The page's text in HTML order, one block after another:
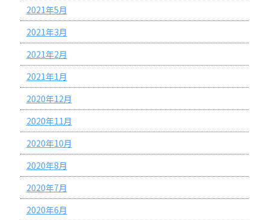
2021年5月
2021年3月
2021年2月
2021年1月
2020年12月
2020年11月
2020年10月
2020年8月
2020年7月
2020年6月